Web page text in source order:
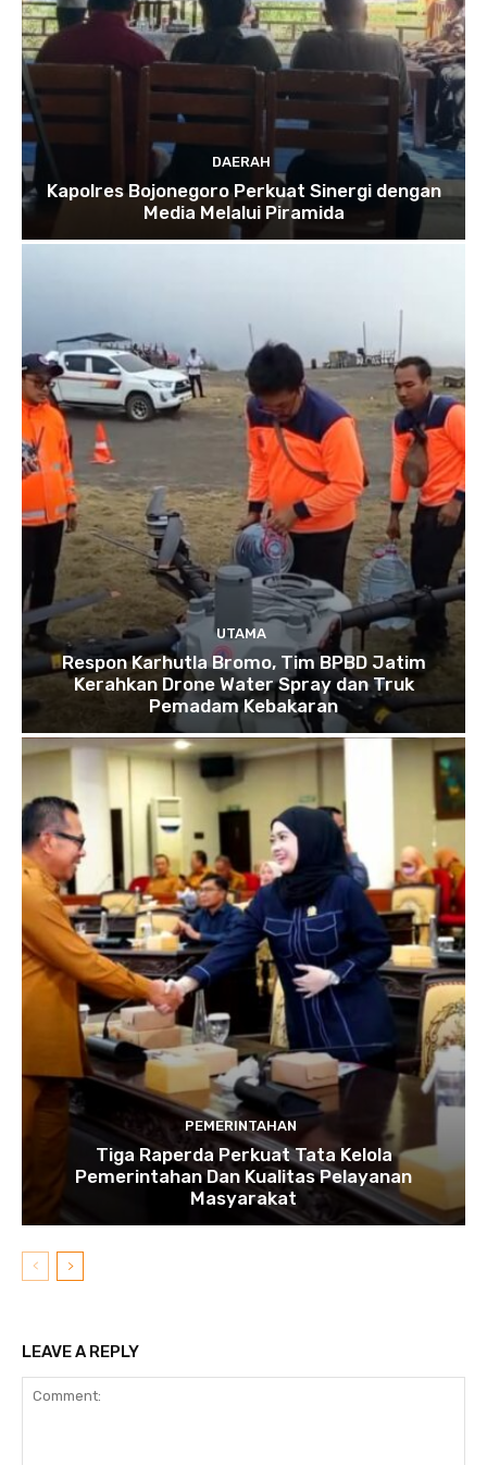
DAERAH
Kapolres Bojonegoro Perkuat Sinergi dengan
Media Melalui Piramida
UTAMA
Respon Karhutla Bromo, Tim BPBD Jatim
Kerahkan Drone Water Spray dan Truk
Pemadam Kebakaran
PEMERINTAHAN
Tiga Raperda Perkuat Tata Kelola
Pemerintahan Dan Kualitas Pelayanan
Masyarakat
LEAVE A REPLY